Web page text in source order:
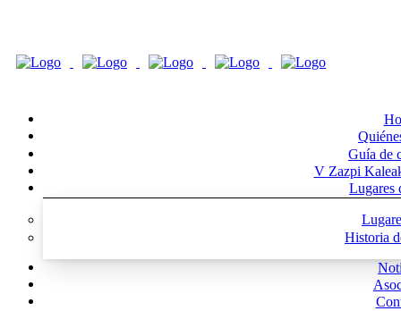
Guía de
V Zazpi
Lugares
Historia